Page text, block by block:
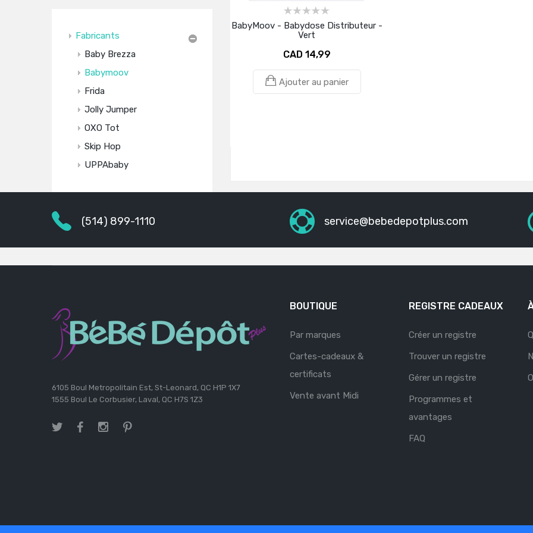
Fabricants
Baby Brezza
Babymoov
Frida
Jolly Jumper
OXO Tot
Skip Hop
UPPAbaby
BabyMoov - Babydose Distributeur -
Vert
CAD 14,99
Ajouter au panier
(514) 899-1110 service@bebedepotplus.com
6105 Boul Metropolitain Est, St-Leonard, QC H1P 1X7
1555 Boul Le Corbusier, Laval, QC H7S 1Z3
BOUTIQUE
Par marques
Cartes-cadeaux &
certificats
Vente avant Midi
REGISTRE CADEAUX
Créer un registre
Trouver un registre
Gérer un registre
Programmes et
avantages
FAQ